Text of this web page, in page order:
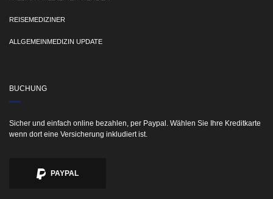
REISEMEDIZINER
ALLGEMEINMEDIZIN UPDATE
BUCHUNG
Sicher und einfach online bezahlen, per Paypal. Wählen Sie Ihre Kreditkarte
wenn dort eine Versicherung inkludiert ist.
PAYPAL